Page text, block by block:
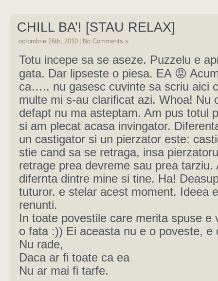
CHILL BA’! [STAU RELAX]
octombrie 26th, 2010 No Comments »
Totu incepe sa se aseze. Puzzelu e
gata. Dar lipseste o piesa. EA 😡
ca….. nu gasesc cuvinte sa scriu aici
multe mi s-au clarificat azi. Whoa! Nu
defapt nu ma asteptam. Am pus totul
si am plecat acasa invingator.
un castigator si un pierzator este:
stie cand sa se retraga, insa
retrage prea devreme sau prea tarziu.
difernta dintre mine si tine. Ha!
tuturor. e stelar acest moment. Ideea
renunti.
In toate povestile care merita spuse e
o fata :)) Ei aceasta nu e o poveste, e
Nu rade,
Daca ar fi toate ca ea
Nu ar mai fi tarfe.